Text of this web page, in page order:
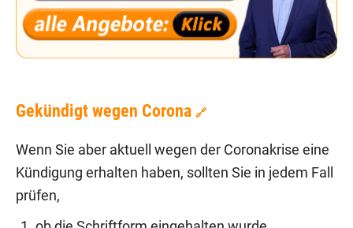
Gekündigt wegen Corona 🔗
Wenn Sie aber aktuell wegen der Coronakrise eine
Kündigung erhalten haben, sollten Sie in jedem Fall
prüfen,